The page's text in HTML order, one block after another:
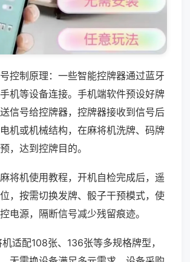
控制原理：一些智能控牌器通过蓝牙
机等设备连接。手机端软件预设好牌
信号给控牌器，控牌器接收到信号后
机或机械结构，在麻将机洗牌、码牌
，达到控牌目的。
将机使用教程，开机自检完成后，遥
，按需切换发牌、骰子干预模式，使
电源，隔断信号减少残留痕迹。
适配108张、136张等多规格牌型，